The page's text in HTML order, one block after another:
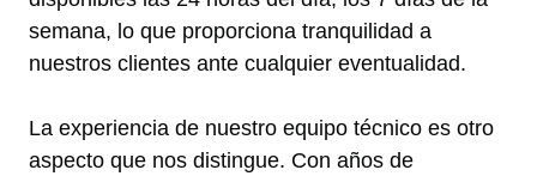
semana, lo que proporciona tranquilidad a
nuestros clientes ante cualquier eventualidad.
La experiencia de nuestro equipo técnico es otro
aspecto que nos distingue. Con años de